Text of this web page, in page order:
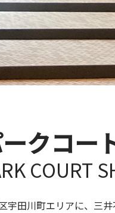
クコ
COURT
宇田川町エリアに、三